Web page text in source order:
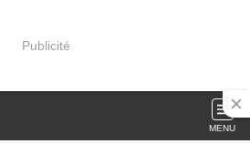
Publicité
MENU